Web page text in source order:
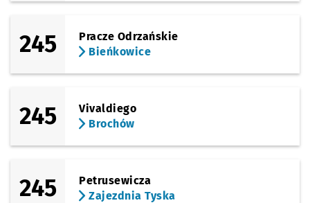
245
Pracze Odrzańskie
Bieńkowice
245
Vivaldiego
Brochów
245
Petrusewicza
Zajezdnia Tyska